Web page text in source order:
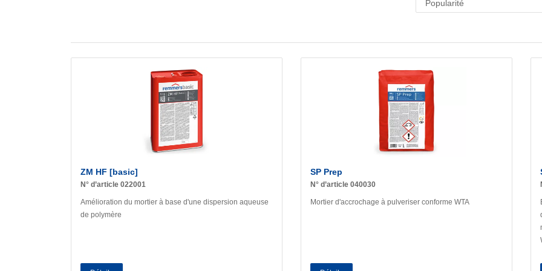
ZM HF [basic]
N° d’article 022001
Amélioration du mortier à base d'une dispersion aqueuse
de polymère
SP Prep
N° d’article 040030
Mortier d'accrochage à pulveriser conforme WTA